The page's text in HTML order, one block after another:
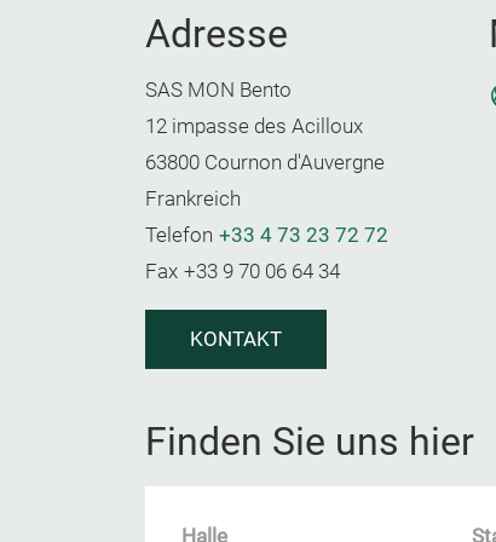
Adresse
SAS MON Bento
12 impasse des Acilloux
63800 Cournon d'Auvergne
Frankreich
Telefon +33 4 73 23 72 72
Fax +33 9 70 06 64 34
KONTAKT
Finden Sie uns hier
Halle